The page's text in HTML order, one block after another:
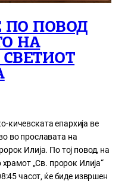
ПО ПОВОД
НА
кичевската епархија ве
во прославата на
Илија. По тој повод, на
„Св. пророк Илија“
часот, ќе биде извршен